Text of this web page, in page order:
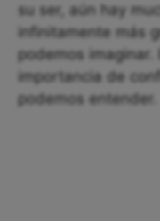
su ser, aún hay
infinitamente más
podemos
importancia de
podemos entender.